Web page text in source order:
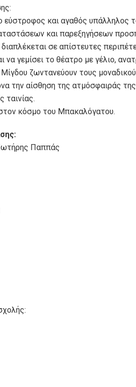
εύστροφος και αγαθός υπάλληλος
και παρεξηγήσεων
σε απίστευτες
γεμίσει το θέατρο με γέλιο,
ζωντανεύουν τους
την αίσθηση της ατμόσφαιράς
ταινίας.
κόσμο του Μπακαλόγατου.
σης:
Παππάς